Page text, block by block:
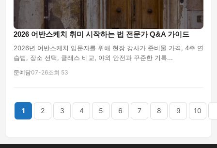
2026 어반스케치 취미 시작하는 법 전문가 Q&A 가이드
2026년 어반스케치 입문자를 위해 현장 강사가 준비물 가격, 4주 연
습법, 장소 선택, 클래스 비교, 야외 안전과 꾸준한 기록...
문예담07-26조회 53
1 2 3 4 5 6 7 8 9 10